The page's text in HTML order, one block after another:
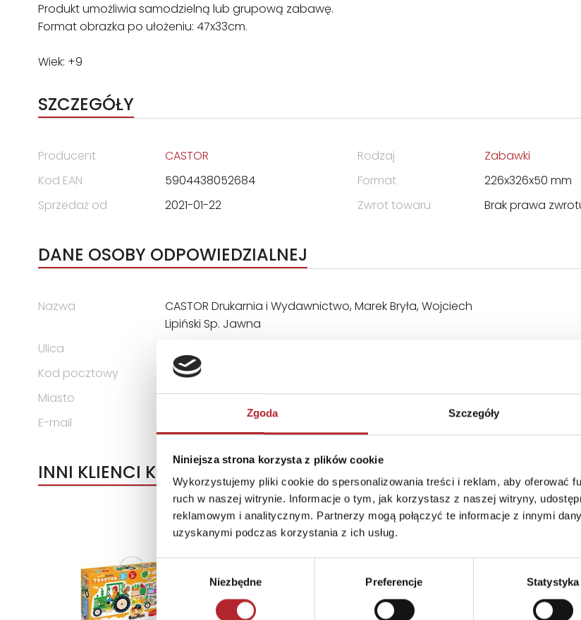
Zgoda Szczegóły
Niniejsza strona korzysta z plików cookie
Wykorzystujemy pliki cookie do spersonalizowania treści i reklam, aby oferować
ruch w naszej witrynie. Informacje o tym, jak korzystasz z naszej witryny,
reklamowym i analitycznym. Partnerzy mogą połączyć te informacje z innymi
uzyskanymi podczas korzystania z ich usług.
Wybór
zgody
Niezbędne Preferencje Statystyka
Produkt umożliwia samodzielną lub grupową zabawę.
Format obrazka po ułożeniu: 47x33cm.
Wiek: +9
SZCZEGÓŁY
Producent
CASTOR
Kod EAN
5904438052684
Sprzedaż od
2021-01-22
Rodzaj
Zabawki
Format
226x326x50 mm
Zwrot towaru
Brak prawa
DANE OSOBY ODPOWIEDZIALNEJ
Nazwa
CASTOR Drukarnia i Wydawnictwo, Marek Bryła, Wojciech
Lipiński Sp. Jawna
Ulica
Kod pocztowy
31-263
Miasto
Kraków
E-mail
castor@castor.pl
INNI KLIENCI KUPOWALI